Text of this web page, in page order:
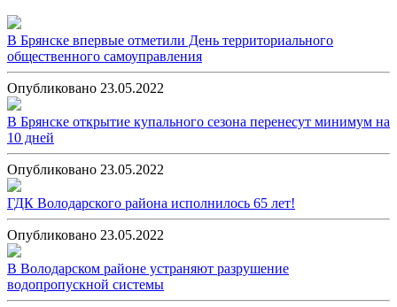
В Брянске впервые отметили День территориального
общественного самоуправления
Опубликовано 23.05.2022
В Брянске открытие купального сезона перенесут минимум на
10 дней
Опубликовано 23.05.2022
ГДК Володарского района исполнилось 65 лет!
Опубликовано 23.05.2022
В Володарском районе устраняют разрушение
водопропускной системы